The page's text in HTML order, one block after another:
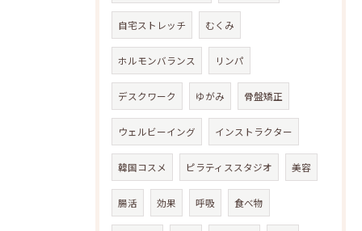
自宅ストレッチ むくみ
ホルモンバランス リンパ
デスクワーク ゆがみ 骨盤矯正
ウェルビーイング インストラクター
韓国コスメ ピラティススタジオ 美容
腸活 効果 呼吸 食べ物